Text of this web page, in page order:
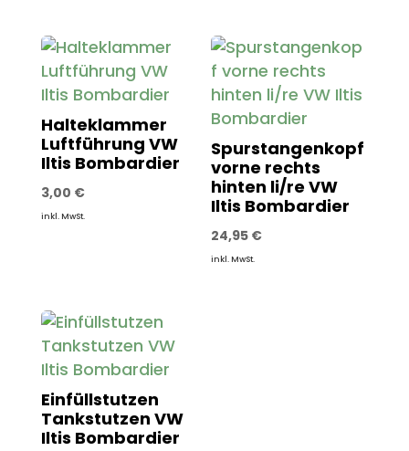
Halteklammer
Luftführung VW
Iltis Bombardier
3,00 €
inkl. MwSt.
Spurstangenkopf
vorne rechts
hinten li/re VW
Iltis Bombardier
24,95 €
inkl. MwSt.
Einfüllstutzen
Tankstutzen VW
Iltis Bombardier